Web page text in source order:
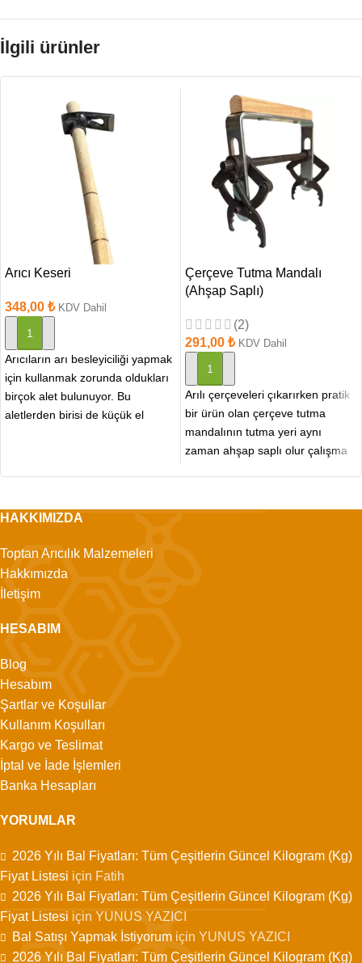
İlgili ürünler
Arıcı Keseri
348,00 ₺ KDV Dahil
SEPETE EKLE
Arıcıların arı besleyiciliği yapmak
için kullanmak zorunda oldukları
birçok alet bulunuyor. Bu
aletlerden birisi de küçük el
Çerçeve Tutma Mandalı
(Ahşap Saplı)
(2)
291,00 ₺ KDV Dahil
SEPETE EKLE
Arılı çerçeveleri çıkarırken pratik
bir ürün olan çerçeve tutma
mandalının tutma yeri aynı
zaman ahşap saplı olur çalışma
HAKKIMIZDA
Toptan Arıcılık Malzemeleri
Hakkımızda
İletişim
HESABIM
Blog
Hesabım
Şartlar ve Koşullar
Kullanım Koşulları
Kargo ve Teslimat
İptal ve İade İşlemleri
Banka Hesapları
YORUMLAR
2026 Yılı Bal Fiyatları: Tüm Çeşitlerin Güncel Kilogram (Kg)
Fiyat Listesi için Fatih
2026 Yılı Bal Fiyatları: Tüm Çeşitlerin Güncel Kilogram (Kg)
Fiyat Listesi için YUNUS YAZICI
Bal Satışı Yapmak İstiyorum için YUNUS YAZICI
2026 Yılı Bal Fiyatları: Tüm Çeşitlerin Güncel Kilogram (Kg)